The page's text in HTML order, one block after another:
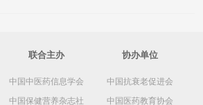
联合主办
中国中医药信息学会
中国保健营养杂志社
协办单位
中国抗衰老促进会
中国医药教育协会